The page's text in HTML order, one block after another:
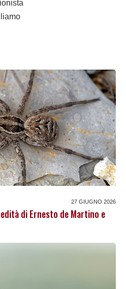
27 GIUGNO 2026
di Ernesto de Martino e